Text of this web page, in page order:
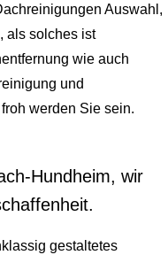
Auswahl,
als solches ist
wie auch
und
werden Sie sein.
Hundheim, wir
gestaltetes